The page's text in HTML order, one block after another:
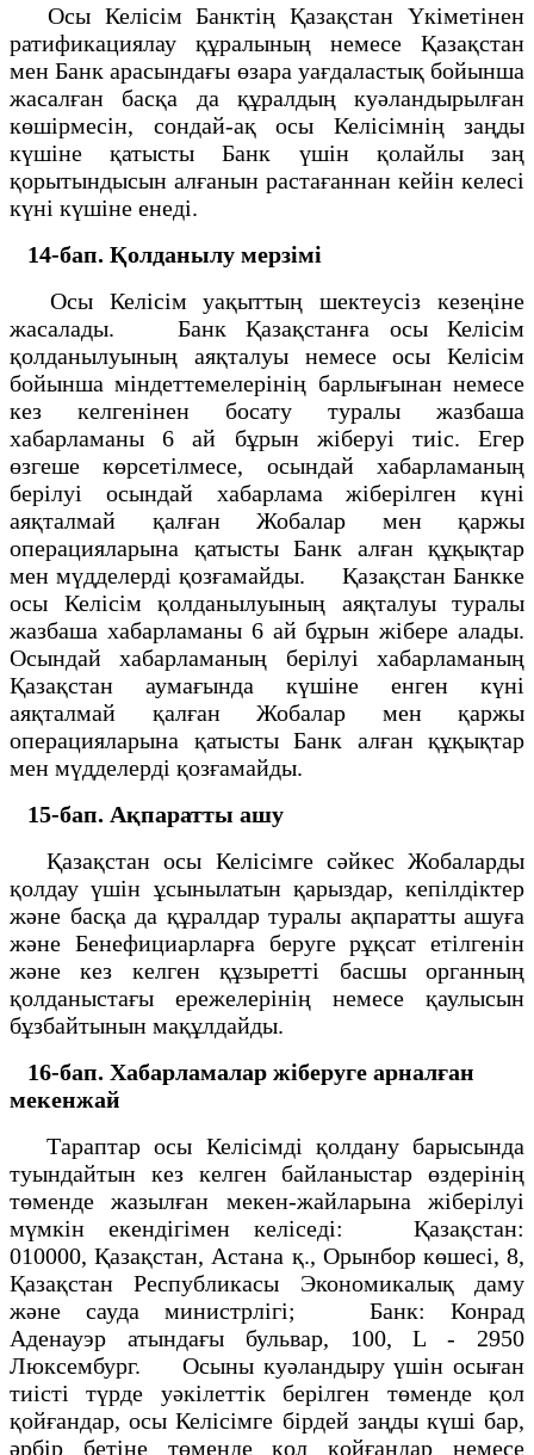
Осы Келісім Банктің Қазақстан Үкіметінен
ратификациялау құралының немесе Қазақстан
мен Банк арасындағы өзара уағдаластық бойынша
жасалған басқа да құралдың куәландырылған
көшірмесін, сондай-ақ осы Келісімнің заңды
күшіне қатысты Банк үшін қолайлы заң
қорытындысын алғанын растағаннан кейін келесі
күні күшіне енеді.
14-бап. Қолданылу мерзімі
Осы Келісім уақыттың шектеусіз кезеңіне
жасалады. Банк Қазақстанға осы Келісім
қолданылуының аяқталуы немесе осы Келісім
бойынша міндеттемелерінің барлығынан немесе
кез келгенінен босату туралы жазбаша
хабарламаны 6 ай бұрын жіберуі тиіс. Егер
өзгеше көрсетілмесе, осындай хабарламаның
берілуі осындай хабарлама жіберілген күні
аяқталмай қалған Жобалар мен қаржы
операцияларына қатысты Банк алған құқықтар
мен мүдделерді қозғамайды. Қазақстан Банкке
осы Келісім қолданылуының аяқталуы туралы
жазбаша хабарламаны 6 ай бұрын жібере алады.
Осындай хабарламаның берілуі хабарламаның
Қазақстан аумағында күшіне енген күні
аяқталмай қалған Жобалар мен қаржы
операцияларына қатысты Банк алған құқықтар
мен мүдделерді қозғамайды.
15-бап. Ақпаратты ашу
Қазақстан осы Келісімге сәйкес Жобаларды
қолдау үшін ұсынылатын қарыздар, кепілдіктер
және басқа да құралдар туралы ақпаратты ашуға
және Бенефициарларға беруге рұқсат етілгенін
және кез келген құзыретті басшы органның
қолданыстағы ережелерінің немесе қаулысын
бұзбайтынын мақұлдайды.
16-бап. Хабарламалар жіберуге арналған
мекенжай
Тараптар осы Келісімді қолдану барысында
туындайтын кез келген байланыстар өздерінің
төменде жазылған мекен-жайларына жіберілуі
мүмкін екендігімен келіседі: Қазақстан:
010000, Қазақстан, Астана қ., Орынбор көшесі, 8,
Қазақстан Республикасы Экономикалық даму
және сауда министрлігі; Банк: Конрад
Аденауэр атындағы бульвар, 100, L - 2950
Люксембург. Осыны куәландыру үшін осыған
тиісті түрде уәкілеттік берілген төменде қол
қойғандар, осы Келісімге бірдей заңды күші бар,
әрбір бетіне төменде қол қойғандар немесе